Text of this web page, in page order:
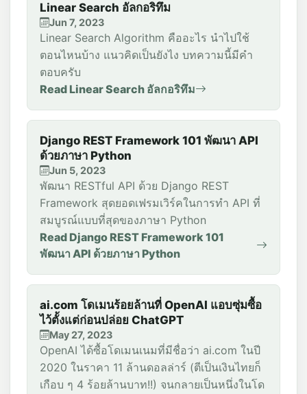
Linear Search อัลกอริทึม
Jun 7, 2023
Linear Search Algorithm คืออะไร นำไปใช้
ตอนไหนบ้าง แนวคิดเป็นยังไง บทความนี้มีคำ
ตอบครับ
Read Linear Search อัลกอริทึม
Django REST Framework 101 พัฒนา API
ด้วยภาษา Python
Jun 5, 2023
พัฒนา RESTful API ด้วย Django REST
Framework สุดยอดเฟรมเวิร์คในการทำ API ที่
สมบูรณ์แบบที่สุดของภาษา Python
Read Django REST Framework 101
พัฒนา API ด้วยภาษา Python
ai.com โดเมนร้อยล้านที่ OpenAI แอบซุ่มซื้อ
ไว้ตั้งแต่ก่อนปล่อย ChatGPT
May 27, 2023
OpenAI ได้ซื้อโดเมนเนมที่มีชื่อว่า ai.com ในปี
2020 ในราคา 11 ล้านดอลล่าร์ (ตีเป็นเงินไทยก็
เกือบ ๆ 4 ร้อยล้านบาท!!) จนกลายเป็นหนึ่งในโด